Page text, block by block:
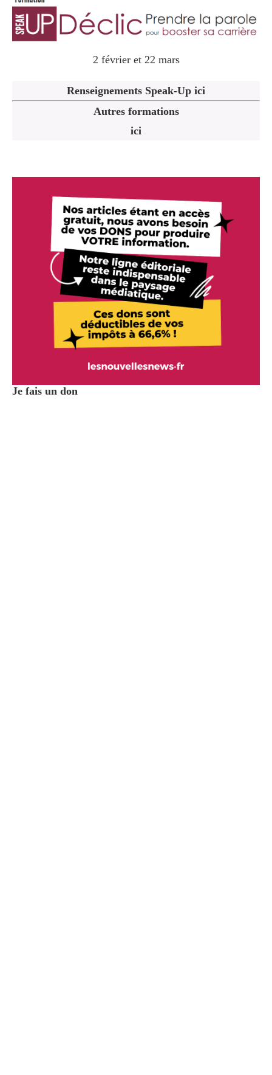
2 février et 22 mars
Renseignements Speak-Up ici
Autres formations
ici
Je fais un don